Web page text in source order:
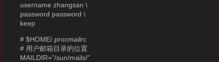
username zhangsan \
password password \
keep
# $HOME/.procmailrc
# 用户邮箱目录的位置
MAILDIR=”/sun/mails/”